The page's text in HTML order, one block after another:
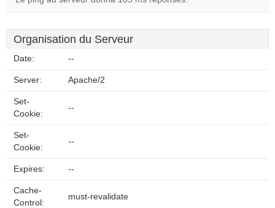
Organisation du Serveur
Date: --
Server: Apache/2
Set-
Cookie:
--
Set-
Cookie:
--
Expires: --
Cache-
Control:
must-revalidate